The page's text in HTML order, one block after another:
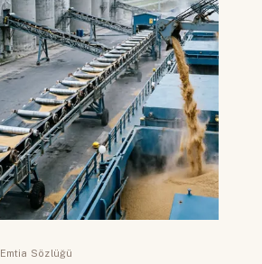
Emtia Sözlüğü